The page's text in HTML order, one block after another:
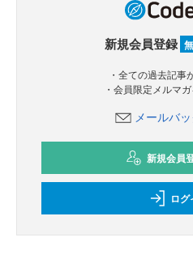
新規会員登録
・全ての過去記事
・会員限定メルマ
メールバ
新規会員
ロ